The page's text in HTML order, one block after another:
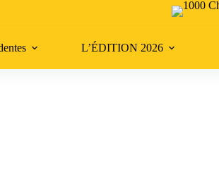
L’ÉDITION 2026